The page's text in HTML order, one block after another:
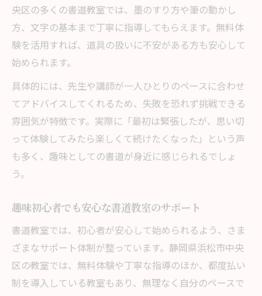
央区の多くの書道教室では、墨のすり方や筆の動かし
方、文字の基本まで丁寧に指導してもらえます。無料体
験を活用すれば、道具の扱いに不安がある方も安心して
始められます。
具体的には、先生や講師が一人ひとりのペースに合わせ
てアドバイスしてくれるため、失敗を恐れず挑戦できる
雰囲気が特徴です。実際に「最初は緊張したが、思い切
って体験してみたら楽しくて続けたくなった」という声
も多く、趣味としての書道が身近に感じられるでしょ
う。
趣味初心者でも安心な書道教室のサポート
書道教室では、初心者が安心して始められるよう、さま
ざまなサポート体制が整っています。静岡県浜松市中央
区の教室では、無料体験や丁寧な指導のほか、都度払い
制を導入している教室もあり、無理なく自分のペースで